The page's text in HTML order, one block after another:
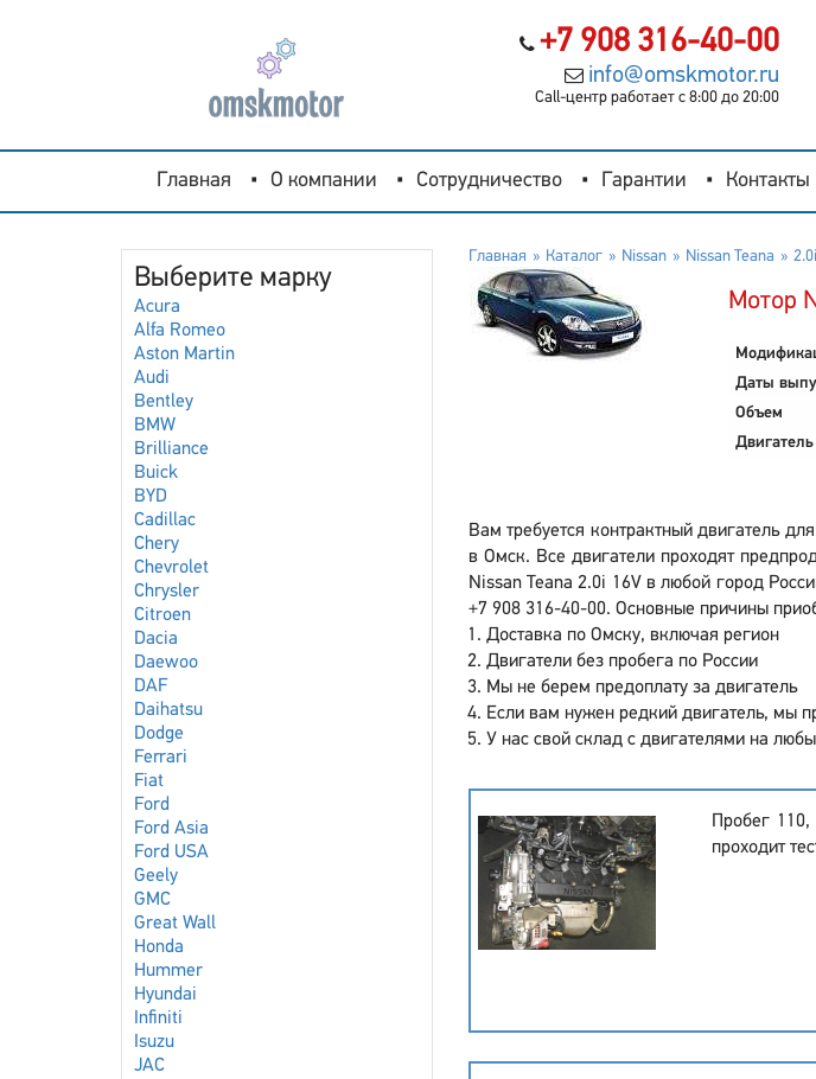
+7 908 316-40-00
info@omskmotor.ru
Call-центр работает с 8:00 до 20:00
Главная О компании Сотрудничество Гарантии Контакты
Выберите марку
Acura
Alfa Romeo
Aston Martin
Audi
Bentley
BMW
Brilliance
Buick
BYD
Cadillac
Chery
Chevrolet
Chrysler
Citroen
Dacia
Daewoo
DAF
Daihatsu
Dodge
Ferrari
Fiat
Ford
Ford Asia
Ford USA
Geely
GMC
Great Wall
Honda
Hummer
Hyundai
Infiniti
Isuzu
JAC
Главная Каталог Nissan Nissan Teana
Мотор
Даты
Объем
Двигатель
Вам требуется контрактный двигатель
в Омск. Все двигатели проходят
Nissan Teana 2.0i 16V в любой город
+7 908 316-40-00. Основные причины
Доставка по Омску, включая регион
Двигатели без пробега по России
Мы не берем предоплату за двигатель
Если вам нужен редкий двигатель, мы
У нас свой склад с двигателями на
Пробег
проходит